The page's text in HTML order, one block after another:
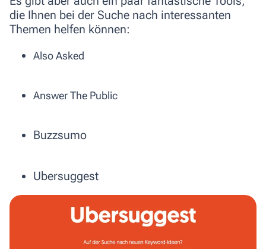
die Ihnen bei der Suche nach interessanten
Themen helfen können:
Also Asked
Answer The Public
Buzzsumo
Ubersuggest